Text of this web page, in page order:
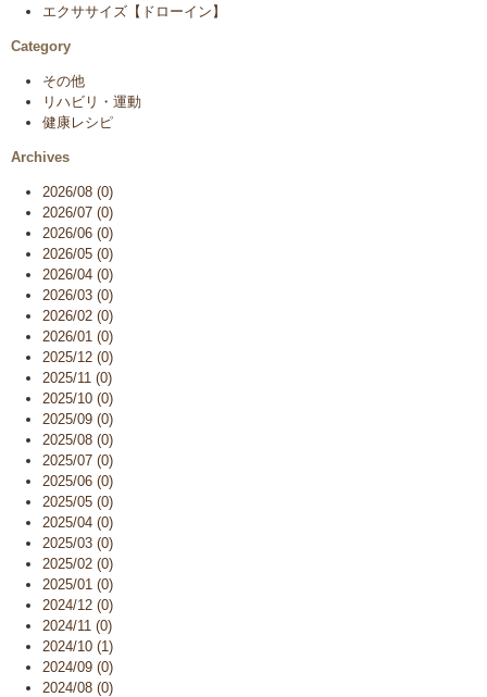
エクササイズ【ドローイン】
Category
その他
リハビリ・運動
健康レシピ
Archives
2026/08 (0)
2026/07 (0)
2026/06 (0)
2026/05 (0)
2026/04 (0)
2026/03 (0)
2026/02 (0)
2026/01 (0)
2025/12 (0)
2025/11 (0)
2025/10 (0)
2025/09 (0)
2025/08 (0)
2025/07 (0)
2025/06 (0)
2025/05 (0)
2025/04 (0)
2025/03 (0)
2025/02 (0)
2025/01 (0)
2024/12 (0)
2024/11 (0)
2024/10 (1)
2024/09 (0)
2024/08 (0)